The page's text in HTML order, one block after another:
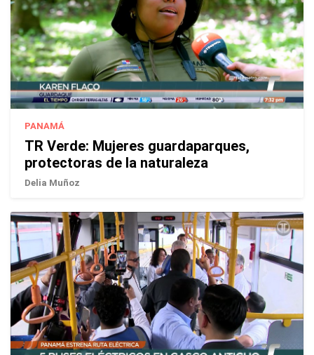
PANAMÁ
TR Verde: Mujeres guardaparques,
protectoras de la naturaleza
Delia Muñoz